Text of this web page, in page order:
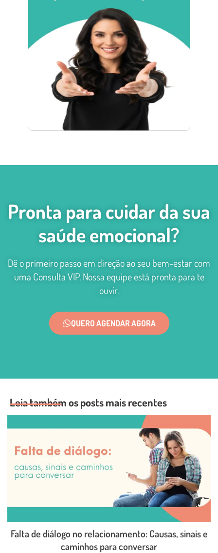
Pronta para cuidar da sua
saúde emocional?
Dê o primeiro passo em direção ao seu bem-estar com
uma Consulta VIP. Nossa equipe está pronta para te
ouvir.
QUERO AGENDAR AGORA
Leia também os posts mais recentes
Falta de diálogo no relacionamento: Causas, sinais e
caminhos para conversar